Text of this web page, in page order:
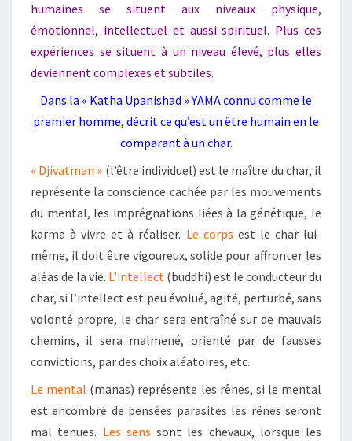
humaines se situent aux niveaux physique,
émotionnel, intellectuel et aussi spirituel. Plus ces
expériences se situent à un niveau élevé, plus elles
deviennent complexes et subtiles.
Dans la « Katha Upanishad »YAMAconnu comme le
premier homme, décrit ce qu’est un être humain en le
comparant à un char.
« Djivatman » (l’être individuel) est le maître du char, il
représente la conscience cachée par les mouvements
du mental, les imprégnations liées à la génétique, le
karma à vivre et à réaliser. Le corps est le char lui-
même, il doit être vigoureux, solide pour affronter les
aléas de la vie. L’intellect (buddhi) est le conducteur du
char, si l’intellect est peu évolué, agité, perturbé, sans
volonté propre, le char sera entraîné sur de mauvais
chemins, il sera malmené, orienté par de fausses
convictions, par des choix aléatoires, etc.
Le mental (manas) représente les rênes, si le mental
est encombré de pensées parasites les rênes seront
mal tenues. Les sens sont les chevaux, lorsque les